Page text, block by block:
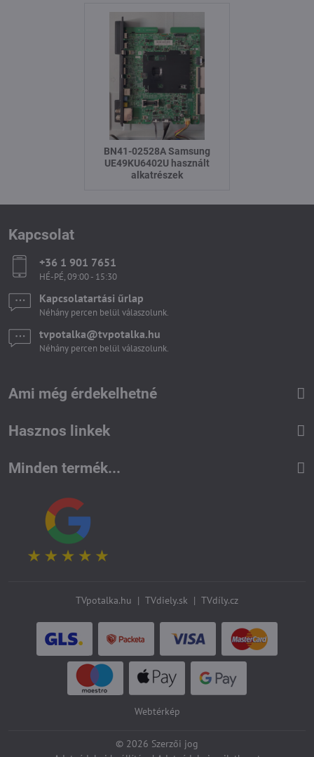
BN41-02528A Samsung
UE49KU6402U használt
alkatrészek
Kapcsolat
+36 1 901 7651
HÉ-PÉ, 09:00 - 15:30
Kapcsolatartási űrlap
Néhány percen belül válaszolunk.
tvpotalka​@tvpotalka​.hu
Néhány percen belül válaszolunk.
Ami még érdekelhetné
Hasznos linkek
Minden termék...
TVpotalka.hu | TVdiely.sk | TVdíly.cz
Webtérkép
© 2026 Szerzői jog